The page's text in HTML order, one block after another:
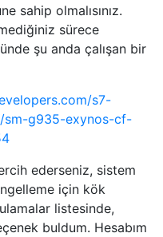
sahip olmalısınız.
sürece
şu anda çalışan bir
s7-
sm-g935-exynos-cf-
ederseniz, sistem
için kök
listesinde,
buldum. Hesabım